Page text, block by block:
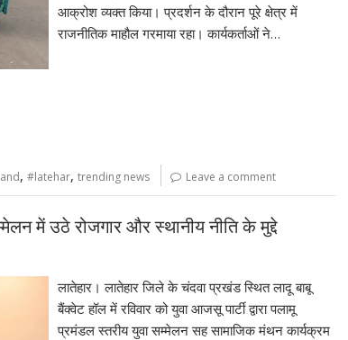
आक्रोश व्यक्त किया। प्रदर्शन के दौरान पूरे क्षेत्र में
राजनीतिक माहौल गरमाया रहा। कार्यकर्ताओं ने…
, #latehar, trending news Leave a comment
में उठे रोजगार और स्थानीय नीति के मुद्दे
लातेहार। लातेहार जिले के चंदवा प्रखंड स्थित लादू बाबू
बैंक्वेट हॉल में रविवार को युवा आजसू पार्टी द्वारा पलामू
प्रमंडल स्तरीय युवा सम्मेलन सह सामाजिक मंथन कार्यक्रम